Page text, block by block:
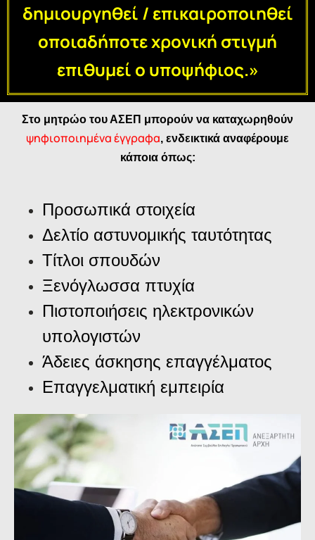
δημιουργηθεί / επικαιροποιηθεί
οποιαδήποτε χρονική στιγμή
επιθυμεί ο υποψήφιος.»
Στο μητρώο του ΑΣΕΠ μπορούν να καταχωρηθούν
ψηφιοποιημένα έγγραφα, ενδεικτικά αναφέρουμε
κάποια όπως:
Προσωπικά στοιχεία
Δελτίο αστυνομικής ταυτότητας
Τίτλοι σπουδών
Ξενόγλωσσα πτυχία
Πιστοποιήσεις ηλεκτρονικών
υπολογιστών
Άδειες άσκησης επαγγέλματος
Επαγγελματική εμπειρία